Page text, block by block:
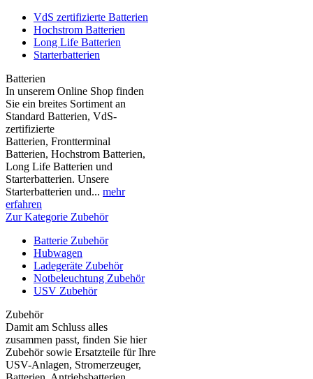
VdS zertifizierte Batterien
Hochstrom Batterien
Long Life Batterien
Starterbatterien
Batterien
In unserem Online Shop finden
Sie ein breites Sortiment an
Standard Batterien, VdS-
zertifizierte
Batterien, Frontterminal
Batterien, Hochstrom Batterien,
Long Life Batterien und
Starterbatterien. Unsere
Starterbatterien und... mehr
erfahren
Zur Kategorie Zubehör
Batterie Zubehör
Hubwagen
Ladegeräte Zubehör
Notbeleuchtung Zubehör
USV Zubehör
Zubehör
Damit am Schluss alles
zusammen passt, finden Sie hier
Zubehör sowie Ersatzteile für Ihre
USV-Anlagen, Stromerzeuger,